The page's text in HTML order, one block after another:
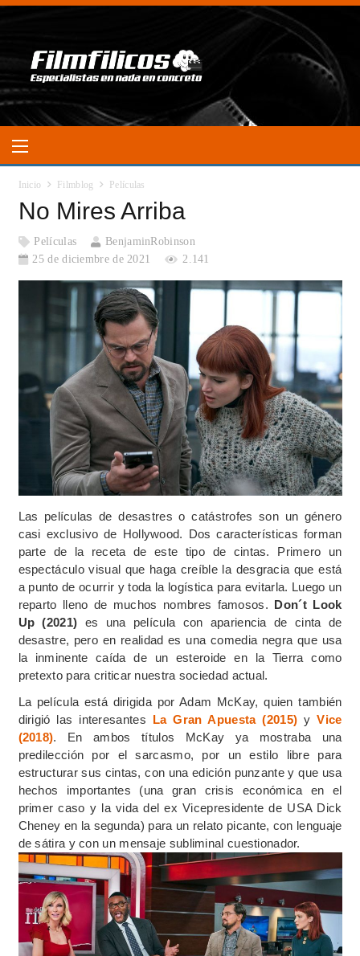
Inicio Filmblog Películas
No Mires Arriba
Películas
BenjaminRobinson
25 de diciembre de 2021
2.141
Las películas de desastres o catástrofes son un género
casi exclusivo de Hollywood. Dos características forman
parte de la receta de este tipo de cintas. Primero un
espectáculo visual que haga creíble la desgracia que está
a punto de ocurrir y toda la logística para evitarla. Luego un
reparto lleno de muchos nombres famosos. Don´t Look
Up (2021) es una película con apariencia de cinta de
desastre, pero en realidad es una comedia negra que usa
la inminente caída de un esteroide en la Tierra como
pretexto para criticar nuestra sociedad actual.
La película está dirigida por Adam McKay, quien también
dirigió las interesantes La Gran Apuesta (2015) yVice
(2018). En ambos títulos McKay ya mostraba una
predilección por el sarcasmo, por un estilo libre para
estructurar sus cintas, con una edición punzante y que usa
hechos importantes (una gran crisis económica en el
primer caso y la vida del ex Vicepresidente de USA Dick
Cheney en la segunda) para un relato picante, con lenguaje
de sátira y con un mensaje subliminal cuestionador.